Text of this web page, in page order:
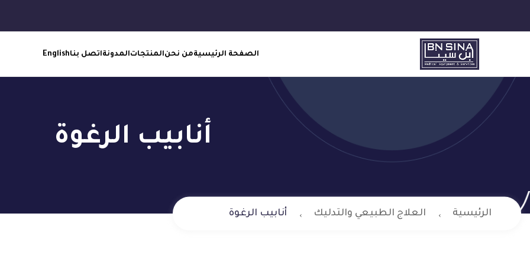
الصفحة الرئيسيةمن نحنالمنتجاتالمدونةاتصل بناEnglish
أنابيب الرغوة
الرئيسية العلاج الطبيعي والتدليك أنابيب الرغوة